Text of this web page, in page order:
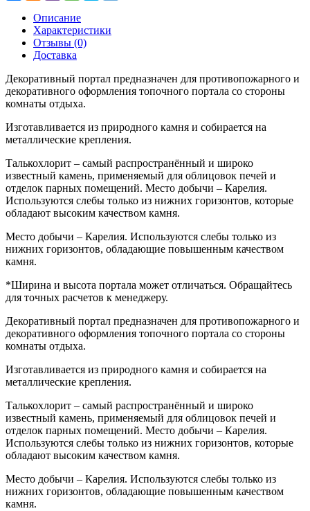
Описание
Характеристики
Отзывы (0)
Доставка
Декоративный портал предназначен для противопожарного и
декоративного оформления топочного портала со стороны
комнаты отдыха.
Изготавливается из природного камня и собирается на
металлические крепления.
Талькохлорит – самый распространённый и широко
известный камень, применяемый для облицовок печей и
отделок парных помещений. Место добычи – Карелия.
Используются слебы только из нижних горизонтов, которые
обладают высоким качеством камня.
Место добычи – Карелия. Используются слебы только из
нижних горизонтов, обладающие повышенным качеством
камня.
*Ширина и высота портала может отличаться. Обращайтесь
для точных расчетов к менеджеру.
Декоративный портал предназначен для противопожарного и
декоративного оформления топочного портала со стороны
комнаты отдыха.
Изготавливается из природного камня и собирается на
металлические крепления.
Талькохлорит – самый распространённый и широко
известный камень, применяемый для облицовок печей и
отделок парных помещений. Место добычи – Карелия.
Используются слебы только из нижних горизонтов, которые
обладают высоким качеством камня.
Место добычи – Карелия. Используются слебы только из
нижних горизонтов, обладающие повышенным качеством
камня.